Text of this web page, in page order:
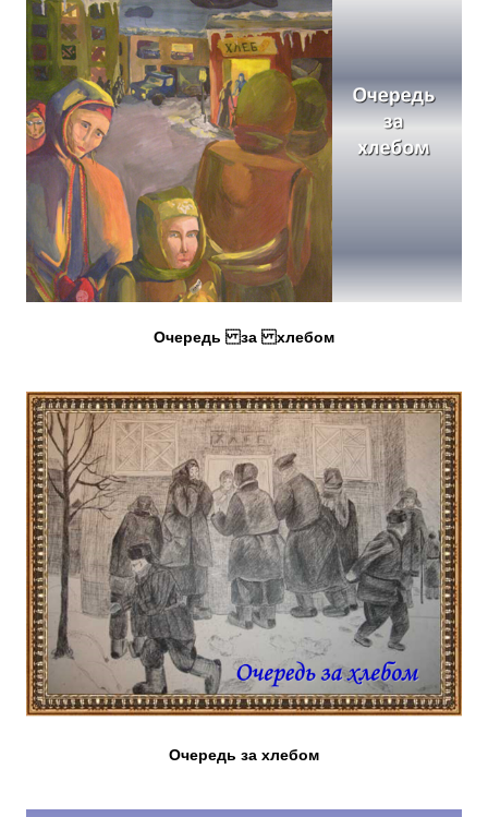
Очередь за хлебом
Очередь за хлебом